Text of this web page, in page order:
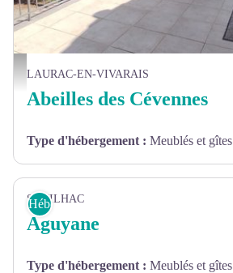
Location Di-Pirro - Grande terrasse - Clévacances
LAURAC-EN-VIVARAIS
Abeilles des Cévennes
Type d'hébergement : Meublés et gîtes
Hébergements
SANILHAC
Aguyane
Type d'hébergement : Meublés et gîtes